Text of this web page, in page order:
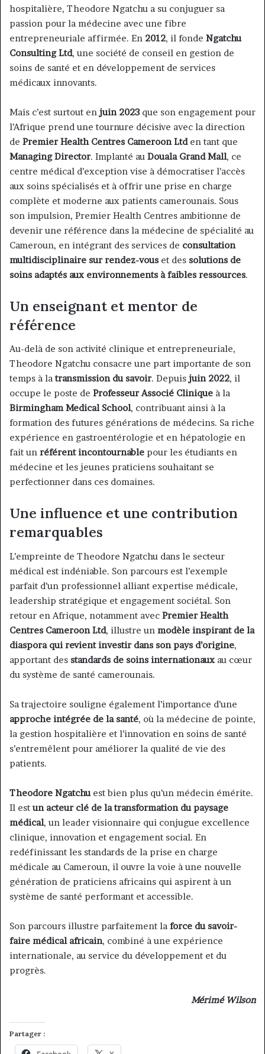
hospitalière, Theodore Ngatchu a su conjuguer sa
passion pour la médecine avec une fibre
entrepreneuriale affirmée. En 2012, il fonde Ngatchu
Consulting Ltd, une société de conseil en gestion de
soins de santé et en développement de services
médicaux innovants.
Mais c’est surtout en juin 2023 que son engagement pour
l’Afrique prend une tournure décisive avec la direction
de Premier Health Centres Cameroon Ltden tant que
Managing Director. Implanté au Douala Grand Mall, ce
centre médical d’exception vise à démocratiser l’accès
aux soins spécialisés et à offrir une prise en charge
complète et moderne aux patients camerounais. Sous
son impulsion, Premier Health Centres ambitionne de
devenir une référence dans la médecine de spécialité au
Cameroun, en intégrant des services de consultation
multidisciplinaire sur rendez-vous et des solutions de
soins adaptés aux environnements à faibles ressources.
Un enseignant et mentor de
référence
Au-delà de son activité clinique et entrepreneuriale,
Theodore Ngatchu consacre une part importante de son
temps à latransmission du savoir. Depuisjuin 2022, il
occupe le poste de Professeur Associé Clinique à la
Birmingham Medical School, contribuant ainsi à la
formation des futures générations de médecins. Sa riche
expérience en gastroentérologie et en hépatologie en
fait un référent incontournable pour les étudiants en
médecine et les jeunes praticiens souhaitant se
perfectionner dans ces domaines.
Une influence et une contribution
remarquables
L’empreinte de Theodore Ngatchu dans le secteur
médical est indéniable. Son parcours est l’exemple
parfait d’un professionnel alliant expertise médicale,
leadership stratégique et engagement sociétal. Son
retour en Afrique, notamment avec Premier Health
Centres Cameroon Ltd, illustre un modèle inspirant de la
diaspora qui revient investir dans son pays d’origine,
apportant des standards de soins internationaux au cœur
du système de santé camerounais.
Sa trajectoire souligne également l’importance d’une
approche intégrée de la santé, où la médecine de pointe,
la gestion hospitalière et l’innovation en soins de santé
s’entremêlent pour améliorer la qualité de vie des
patients.
Theodore Ngatchu est bien plus qu’un médecin émérite.
Il estun acteur clé de la transformation du paysage
médical, un leader visionnaire qui conjugue excellence
clinique, innovation et engagement social. En
redéfinissant les standards de la prise en charge
médicale au Cameroun, il ouvre la voie à une nouvelle
génération de praticiens africains qui aspirent à un
système de santé performant et accessible.
Son parcours illustre parfaitement la force du savoir-
faire médical africain, combiné à une expérience
internationale, au service du développement et du
progrès.
Mérimé Wilson
Partager :